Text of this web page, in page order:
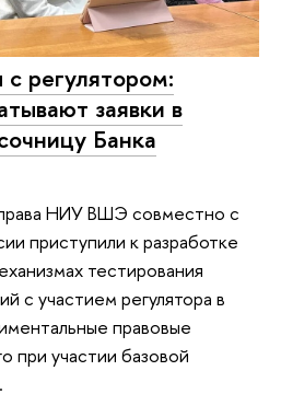
регулятором:
заявки в
Банка
НИУ ВШЭ совместно с
приступили к разработке
тестирования
с участием регулятора в
правовые
при участии базовой